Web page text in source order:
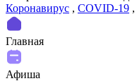
Коронавирус , COVID-19 ,
Главная
Афиша